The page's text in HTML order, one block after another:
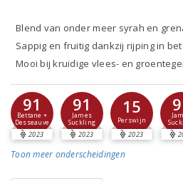
Blend van onder meer syrah en
Sappig en fruitig dankzij rijping in
Mooi bij kruidige vlees- en
91
Bettane +
Desseauve
2023
91
James
Suckling
2023
15
Perswijn
2023
Toon meer onderscheidingen